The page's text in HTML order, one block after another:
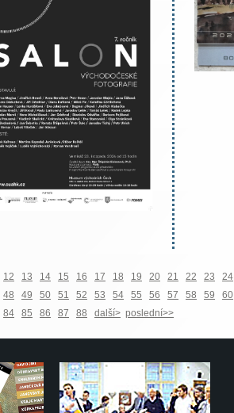
12 13 14 15 16 17 18 19 20 21 22 23 24
48 49 50 51 52 53 54 55 56 57 58 59 60
84 85 86 87 88 další> poslední>>